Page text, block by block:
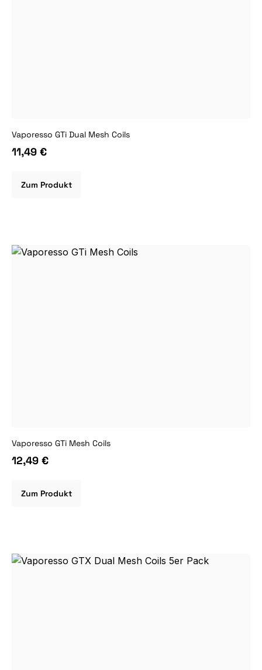
Vaporesso GTi Dual Mesh Coils
11,49 €
Zum Produkt
Vaporesso GTi Mesh Coils
12,49 €
Zum Produkt